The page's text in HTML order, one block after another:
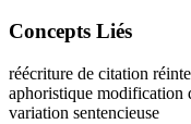
Concepts Liés
réécriture de citation
aphoristique modification
variation sentencieuse